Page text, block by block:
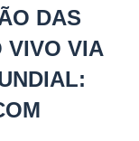
DAS
VIVO VIA